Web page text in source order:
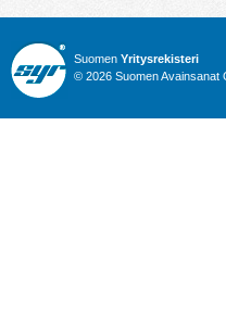
Suomen Yritysrekisteri
© 2026 Suomen Avainsanat